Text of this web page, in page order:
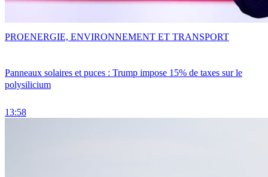
Panneaux solaires et puces : Trump impose 15% de taxes sur le
polysilicium
13:58
PROENERGIE, ENVIRONNEMENT ET TRANSPORT